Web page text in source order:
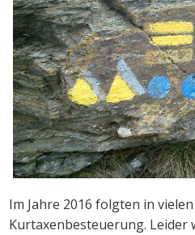
Im Jahre 2016 folgten in
Kurtaxenbesteuerung. Leider